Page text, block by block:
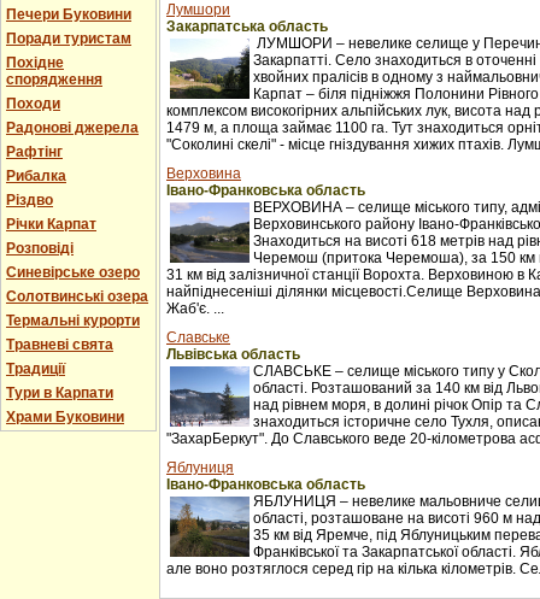
Печери Буковини
Поради туристам
Похідне
спорядження
Походи
Радонові джерела
Рафтінг
Рибалка
Різдво
Річки Карпат
Розповіді
Синевірське озеро
Солотвинські озера
Термальні курорти
Травневі свята
Традиції
Тури в Карпати
Храми Буковини
Лумшори
Закарпатська область
ЛУМШОРИ – невелике селище у
Закарпатті. Село знаходиться в оточенні
хвойних пралісів в одному з
Карпат – біля підніжжя Полонини
комплексом високогірних альпійських лук, висота над
1479 м, а площа займає 1100 га. Тут знаходиться
"Соколині скелі" - місце гніздування хижих птахів.
Верховина
Івано-Франковська область
ВЕРХОВИНА – селище міського типу,
Верховинського району Івано-
Знаходиться на висоті 618 метрів над
Черемош (притока Черемоша), за 150 км
31 км від залізничної станції Ворохта. Верховиною в
найпіднесеніші ділянки місцевості.Селище
Жаб'є. ...
Славське
Львівська область
СЛАВСЬКЕ – селище міського типу у
області. Розташований за 140 км від
над рівнем моря, в долині річок Опір та
знаходиться історичне село Тухля,
"ЗахарБеркут". До Славського веде 20-кілометрова
Яблуниця
Івано-Франковська область
ЯБЛУНИЦЯ – невелике мальовниче
області, розташоване на висоті 960 м
35 км від Яремче, під Яблуницьким
Франківської та Закарпатської області.
але воно розтяглося серед гір на кілька кілометрів.